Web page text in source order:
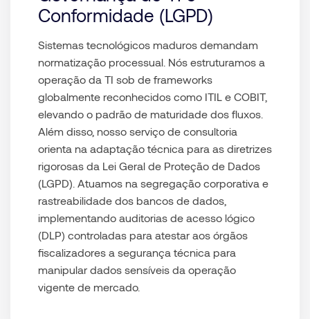
Conformidade (LGPD)
Sistemas tecnológicos maduros demandam
normatização processual. Nós estruturamos a
operação da TI sob de frameworks
globalmente reconhecidos como ITIL e COBIT,
elevando o padrão de maturidade dos fluxos.
Além disso, nosso serviço de consultoria
orienta na adaptação técnica para as diretrizes
rigorosas da Lei Geral de Proteção de Dados
(LGPD). Atuamos na segregação corporativa e
rastreabilidade dos bancos de dados,
implementando auditorias de acesso lógico
(DLP) controladas para atestar aos órgãos
fiscalizadores a segurança técnica para
manipular dados sensíveis da operação
vigente de mercado.